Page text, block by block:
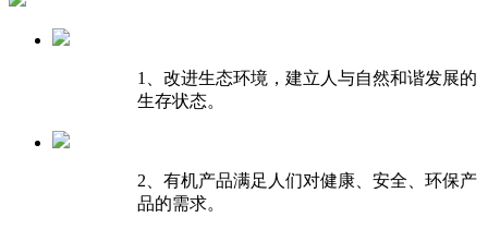
1、改进生态环境，建立人与自然和谐发展的
生存状态。
2、有机产品满足人们对健康、安全、环保产
品的需求。